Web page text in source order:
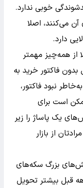
خوبی ندارد.
آن می‌کنند، اصلا
دارد.
از همه‌چیز مهمتر
فاکتور خرید به
نبود فاکتور،
است برای
یک پاساژ را زیر
از بازار
بزرگ سکه‌های
قبل بیشتر تحویل